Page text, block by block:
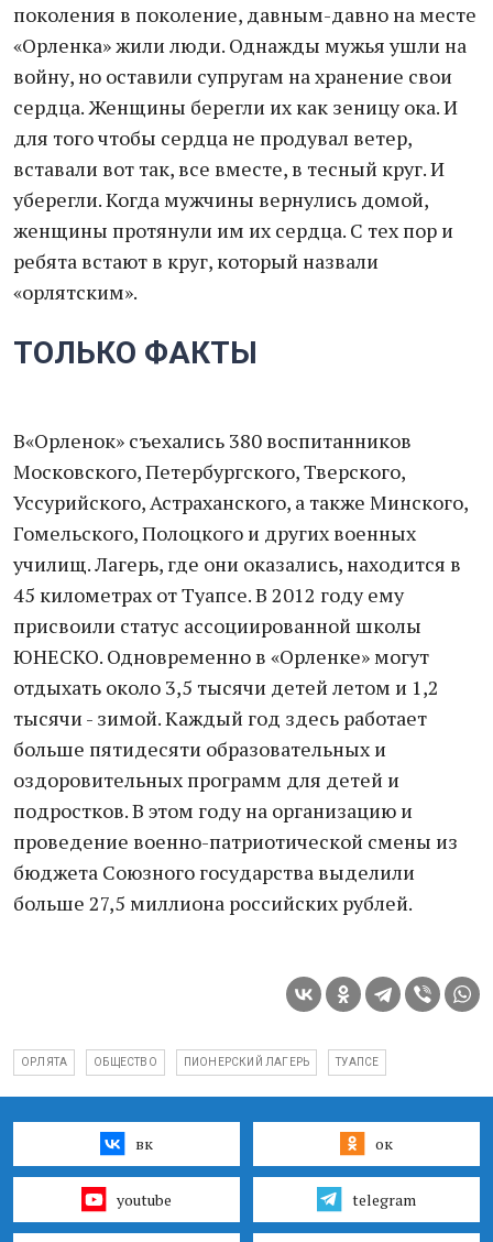
поколения в поколение, давным-давно на месте
«Орленка» жили люди. Однажды мужья ушли на
войну, но оставили супругам на хранение свои
сердца. Женщины берегли их как зеницу ока. И
для того чтобы сердца не продувал ветер,
вставали вот так, все вместе, в тесный круг. И
уберегли. Когда мужчины вернулись домой,
женщины протянули им их сердца. С тех пор и
ребята встают в круг, который назвали
«орлятским».
ТОЛЬКО ФАКТЫ
В«Орленок» съехались 380 воспитанников
Московского, Петербургского, Тверского,
Уссурийского, Астраханского, а также Минского,
Гомельского, Полоцкого и других военных
училищ. Лагерь, где они оказались, находится в
45 километрах от Туапсе. В 2012 году ему
присвоили статус ассоциированной школы
ЮНЕСКО. Одновременно в «Орленке» могут
отдыхать около 3,5 тысячи детей летом и 1,2
тысячи - зимой. Каждый год здесь работает
больше пятидесяти образовательных и
оздоровительных программ для детей и
подростков. В этом году на организацию и
проведение военно-патриотической смены из
бюджета Союзного государства выделили
больше 27,5 миллиона российских рублей.
ОРЛЯТА ОБЩЕСТВО ПИОНЕРСКИЙ ЛАГЕРЬ ТУАПСЕ
вк ок
youtube telegram